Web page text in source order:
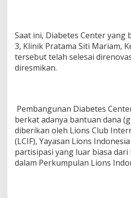
Saat ini, Diabetes Center yang
3, Klinik Pratama Siti Mariam,
tersebut telah selesai
diresmikan.
Pembangunan Diabetes
berkat adanya bantuan dana
diberikan oleh Lions Club
(LCIF), Yayasan Lions
partisipasi yang luar biasa dari
dalam Perkumpulan Lions